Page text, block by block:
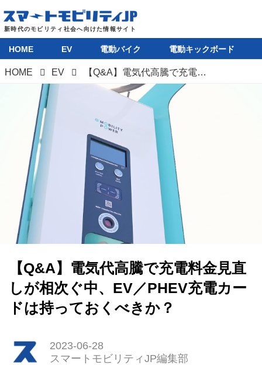
HOME EV 電動バイク 電動キックボード
HOME EV 【Q&A】電気代高騰で充電料金見直しが相次ぐ中、EV／PHEV充電カードは持っておくべきか？
【Q&A】電気代高騰で充電料金見直
しが相次ぐ中、EV／PHEV充電カー
ドは持っておくべきか？
2023-06-28
スマートモビリティJP編集部